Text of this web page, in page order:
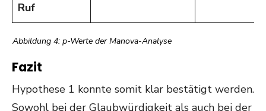
Ruf
Abbildung 4: p-Werte der Manova-Analyse
Fazit
Hypothese 1 konnte somit klar bestätigt werden.
Sowohl bei der Glaubwürdigkeit als auch bei der